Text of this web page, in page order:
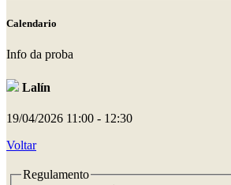
Calendario
Info da proba
Lalín
19/04/2026 11:00 - 12:30
Voltar
Regulamento